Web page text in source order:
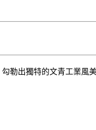
勒出獨特的文青工業風